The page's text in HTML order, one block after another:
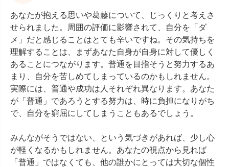
あなたが抱える思いや葛藤について、じっくりと考えさ
せられました。周囲の評価に影響されて、自分を「ダ
メ」だと感じることはとても辛いですね。その気持ちを
理解することは、まずあなた自身が自身に対して優しく
あることにつながります。普通を目指そうと努力するあ
まり、自分を苦しめてしまっているのかもしれません。
実際には、普通や成功は人それぞれ異なります。あなた
が「普通」であろうとする努力は、時に負担になりがち
で、自分を窮屈にしてしまうこともあるでしょう。
みんながそうではない、という気づきがあれば、少し心
が軽くなるかもしれません。あなたの視点から見れば
「普通」ではなくても、他の誰かにとっては大切な個性